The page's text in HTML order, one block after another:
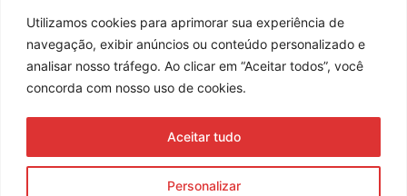
Utilizamos cookies para aprimorar sua experiência de
navegação, exibir anúncios ou conteúdo personalizado e
analisar nosso tráfego. Ao clicar em “Aceitar todos”, você
concorda com nosso uso de cookies.
Personalizar
Aceitar tudo
Assine nossa newsletter
Enviar